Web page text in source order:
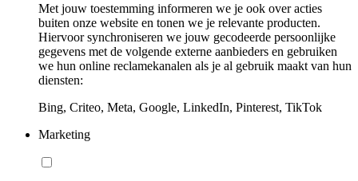
Met jouw toestemming informeren we je ook over acties
buiten onze website en tonen we je relevante producten.
Hiervoor synchroniseren we jouw gecodeerde persoonlijke
gegevens met de volgende externe aanbieders en gebruiken
we hun online reclamekanalen als je al gebruik maakt van hun
diensten:
Bing, Criteo, Meta, Google, LinkedIn, Pinterest, TikTok
Marketing